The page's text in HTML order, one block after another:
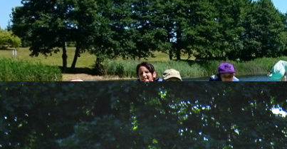
CENTRUM WOLONTARIATU